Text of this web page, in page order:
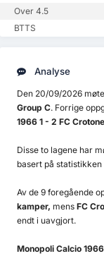
Over 4.5
BTTS
Analyse
Den 20/09/2026
Group C. Forrige
1966 1 - 2 FC
Disse to lagene har
basert på
Av de 9 foregående
kamper, mens FC
endt i uavgjort.
Monopoli Calcio 1966